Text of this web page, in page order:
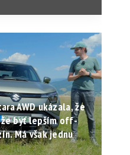
AWD ukázala, že
byť lepším off-
Má však jednu